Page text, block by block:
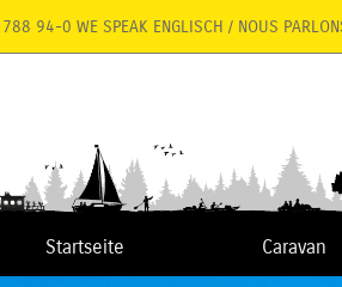
94-0 WE SPEAK ENGLISCH / NOUS
Startseite Caravan